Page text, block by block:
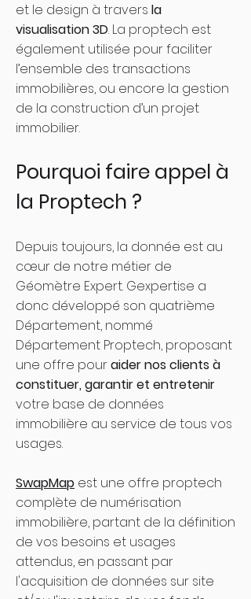
et le design à travers la
visualisation 3D. La proptech est
également utilisée pour faciliter
l’ensemble des transactions
immobilières, ou encore la gestion
de la construction d’un projet
immobilier.
Pourquoi faire appel à
la Proptech ?
Depuis toujours, la donnée est au
cœur de notre métier de
Géomètre Expert. Gexpertise a
donc développé son quatrième
Département, nommé
Département Proptech, proposant
une offre pouraider nos clients à
constituer, garantir et entretenir
votre base de données
immobilière au service de tous vos
usages.
SwapMap est une offre proptech
complète de numérisation
immobilière, partant de la définition
de vos besoins et usages
attendus, en passant par
l'acquisition de données sur site